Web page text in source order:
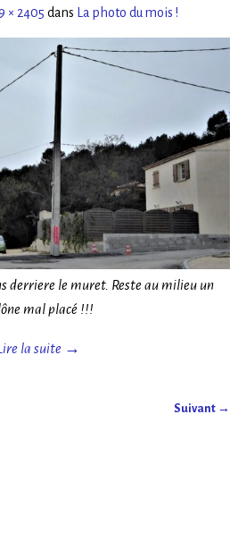
× 2405 dans La photo du mois !
derriere le muret. Reste au milieu un
mal placé !!!
la suite →
Suivant →